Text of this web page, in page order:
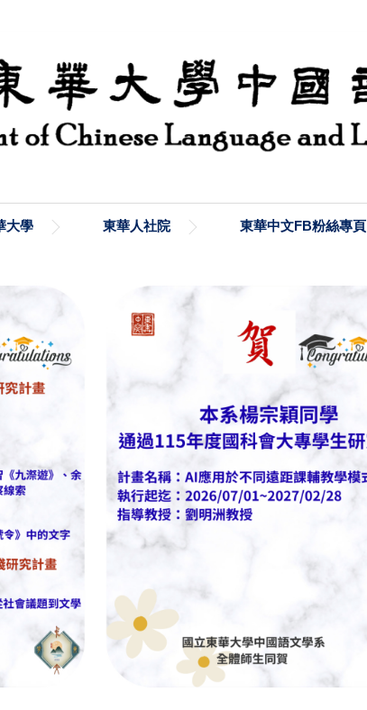
大學 東華人社院 東華中文FB粉絲專頁